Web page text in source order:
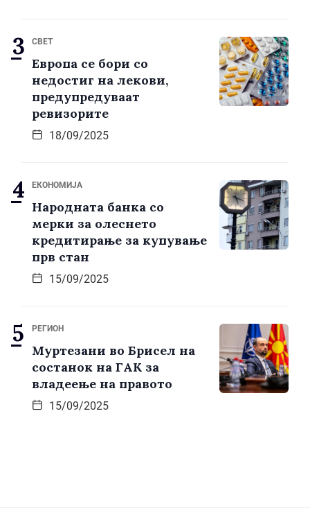
СВЕТ
Европа се бори со
недостиг на лекови,
предупредуваат
ревизорите
18/09/2025
ЕКОНОМИЈА
Народната банка со
мерки за олеснето
кредитирање за купување
прв стан
15/09/2025
РЕГИОН
Муртезани во Брисел на
состанок на ГАК за
владеење на правото
15/09/2025